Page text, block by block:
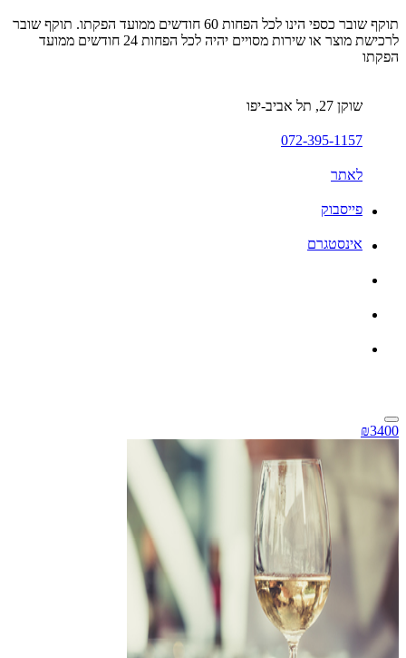
תוקף שובר כספי הינו לכל הפחות 60 חודשים ממועד הפקתו. תוקף שובר
לרכישת מוצר או שירות מסויים יהיה לכל הפחות 24 חודשים ממועד
הפקתו
שוקן 27, תל אביב-יפו
072-395-1157
לאתר
פייסבוק
אינסטגרם
₪3400